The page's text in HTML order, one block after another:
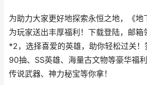
为助力大家更好地探索永恒之地，《
为玩家送出丰厚福利！下载登陆，邮箱
*2，选择喜爱的英雄，助你轻松过关！
90抽、SS英雄、海量古文物等豪华福
传说武器、神力秘宝等你拿！